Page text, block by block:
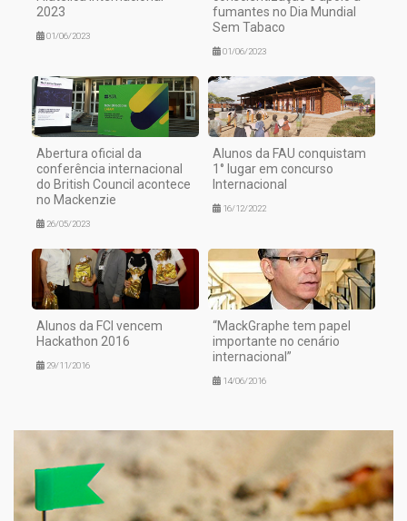
2023
01/06/2023
fumantes no Dia Mundial
Sem Tabaco
01/06/2023
Abertura oficial da
conferência internacional
do British Council acontece
no Mackenzie
26/05/2023
Alunos da FAU conquistam
1° lugar em concurso
Internacional
16/12/2022
Alunos da FCI vencem
Hackathon 2016
29/11/2016
“MackGraphe tem papel
importante no cenário
internacional”
14/06/2016